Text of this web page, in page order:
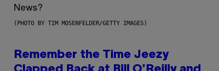
(PHOTO BY TIM MOSENFELDER/GETTY IMAGES)
Remember the Time Jeezy